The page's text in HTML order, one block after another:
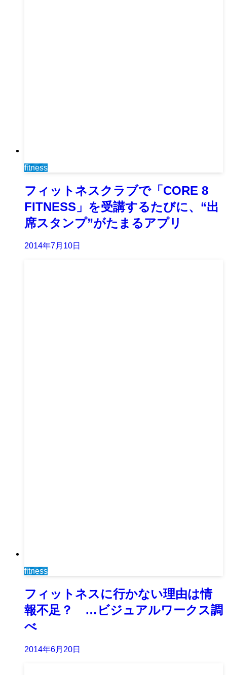
fitness
フィットネスクラブで「CORE 8
FITNESS」を受講するたびに、“出
席スタンプ”がたまるアプリ
2014年7月10日
fitness
フィットネスに行かない理由は情
報不足？ …ビジュアルワークス調
べ
2014年6月20日